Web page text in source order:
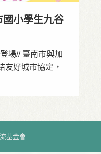
國小學生九谷
場// 臺南市與加
友好城市協定，
基金會